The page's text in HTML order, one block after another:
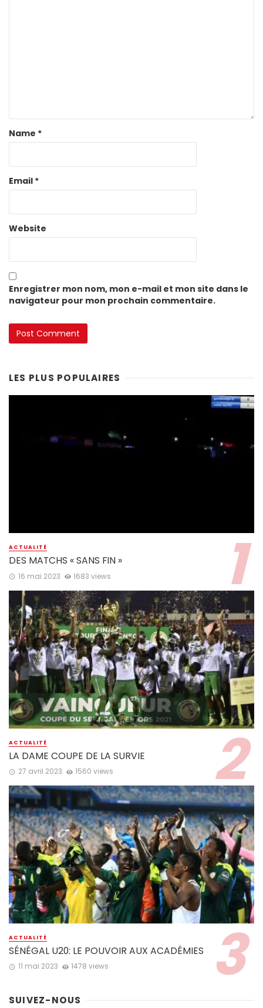
Name *
Email *
Website
Enregistrer mon nom, mon e-mail et mon site dans le
navigateur pour mon prochain commentaire.
LES PLUS POPULAIRES
ACTUALITÉ
DES MATCHS « SANS FIN »
16 mai 2023 1683 views
ACTUALITÉ
LA DAME COUPE DE LA SURVIE
27 avril 2023 1560 views
ACTUALITÉ
SÉNÉGAL U20: LE POUVOIR AUX ACADÉMIES
11 mai 2023 1478 views
SUIVEZ-NOUS